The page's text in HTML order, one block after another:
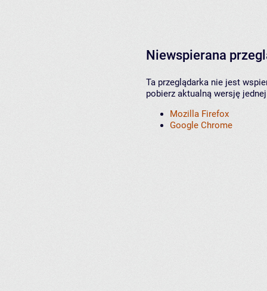
Niewspierana
Ta przeglądarka nie jest
pobierz aktualną wersję
Mozilla Firefox
Google Chrome